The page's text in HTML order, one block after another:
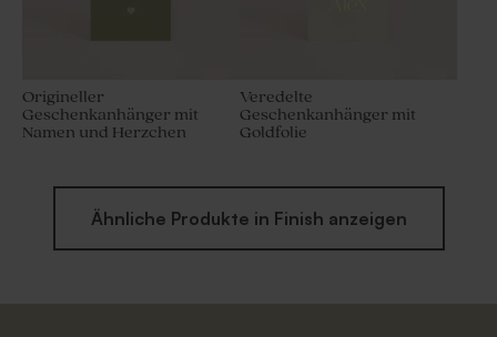
Origineller
Geschenkanhänger mit
Namen und Herzchen
Veredelte
Geschenkanhänger mit
Goldfolie
Ähnliche Produkte in Finish anzeigen